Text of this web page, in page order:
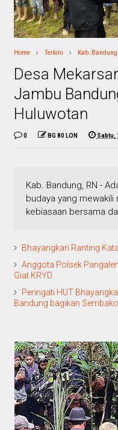
Home Terkini Kab. Bandung
Desa
Jambu
Huluwotan
0 BG 80 LON Sabtu,
Kab. Bandung, RN -
budaya yang mewakili
kebiasaan bersama
Bhayangkari Ranting
Anggota Polsek
Giat KRYD
Peringati HUT
Bandung bagikan Sembako